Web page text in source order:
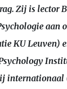
Zij is lector
aan
KULeuven)
internationaal